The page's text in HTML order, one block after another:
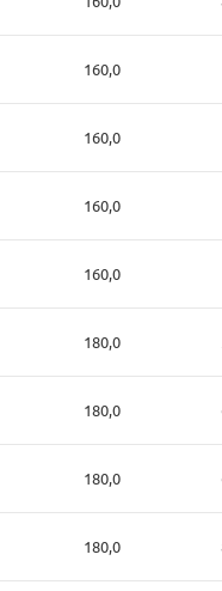
160,0
160,0
160,0
160,0
180,0
180,0
180,0
180,0